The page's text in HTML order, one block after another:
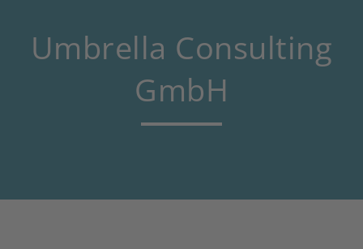
Umbrella Consulting
GmbH